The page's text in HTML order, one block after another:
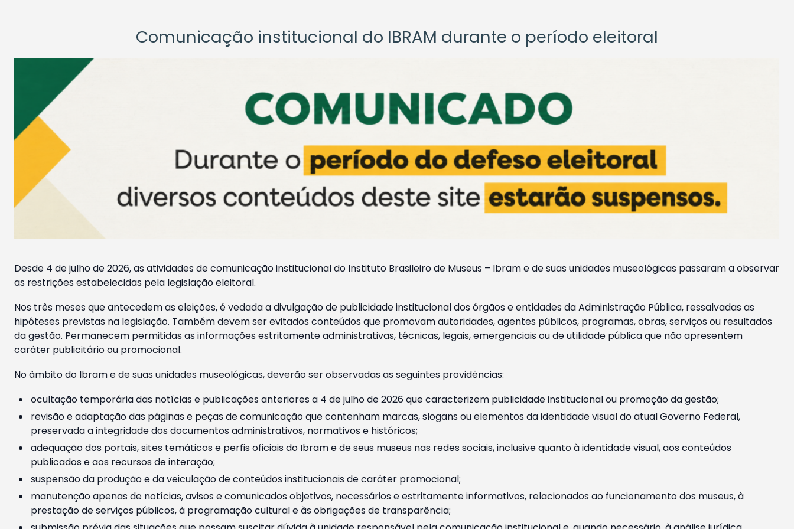
Comunicação institucional do IBRAM durante o período eleitoral
Desde 4 de julho de 2026, as atividades de comunicação institucional do Instituto Brasileiro de Museus – Ibram e de suas unidades museológicas passaram a observar
as restrições estabelecidas pela legislação eleitoral.
Nos três meses que antecedem as eleições, é vedada a divulgação de publicidade institucional dos órgãos e entidades da Administração Pública, ressalvadas as
hipóteses previstas na legislação. Também devem ser evitados conteúdos que promovam autoridades, agentes públicos, programas, obras, serviços ou resultados
da gestão. Permanecem permitidas as informações estritamente administrativas, técnicas, legais, emergenciais ou de utilidade pública que não apresentem
caráter publicitário ou promocional.
No âmbito do Ibram e de suas unidades museológicas, deverão ser observadas as seguintes providências:
ocultação temporária das notícias e publicações anteriores a 4 de julho de 2026 que caracterizem publicidade institucional ou promoção da gestão;
revisão e adaptação das páginas e peças de comunicação que contenham marcas, slogans ou elementos da identidade visual do atual Governo Federal,
preservada a integridade dos documentos administrativos, normativos e históricos;
adequação dos portais, sites temáticos e perfis oficiais do Ibram e de seus museus nas redes sociais, inclusive quanto à identidade visual, aos conteúdos
publicados e aos recursos de interação;
suspensão da produção e da veiculação de conteúdos institucionais de caráter promocional;
manutenção apenas de notícias, avisos e comunicados objetivos, necessários e estritamente informativos, relacionados ao funcionamento dos museus, à
prestação de serviços públicos, à programação cultural e às obrigações de transparência;